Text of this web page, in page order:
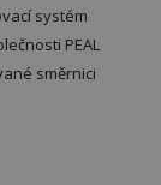
systém
PEAL
směrnici